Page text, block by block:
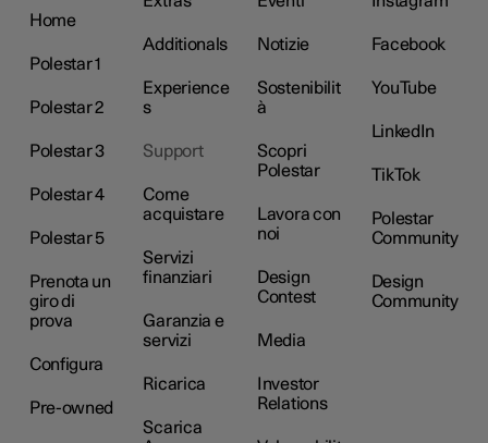
Home
Polestar 1
Polestar 2
Polestar 3
Polestar 4
Polestar 5
Prenota un
giro di
prova
Configura
Pre-owned
Additionals
Experience
s
Support
Come
acquistare
Servizi
finanziari
Garanzia e
servizi
Ricarica
Scarica
Notizie
Sostenibilit
à
Scopri
Polestar
Lavora con
noi
Design
Contest
Media
Investor
Relations
Facebook
YouTube
LinkedIn
TikTok
Polestar
Community
Design
Community